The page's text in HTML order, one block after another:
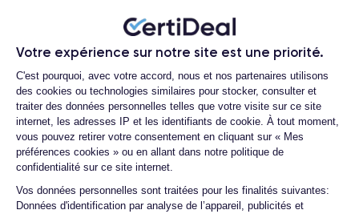
Votre expérience sur notre site est une priorité.
Plateforme de Gestion du
C'est pourquoi, avec votre accord, nous et nos partenaires utilisons
des cookies ou technologies similaires pour stocker, consulter et
traiter des données personnelles telles que votre visite sur ce site
internet, les adresses IP et les identifiants de cookie. À tout moment,
vous pouvez retirer votre consentement en cliquant sur « Mes
préférences cookies » ou en allant dans notre politique de
confidentialité sur ce site internet.
Vos données personnelles sont traitées pour les finalités suivantes:
Données d'identification par analyse de l’appareil, publicités et
Axeptio consent
vente en contact continu avec nos experts techniques.
Parcours d'un Smartphone